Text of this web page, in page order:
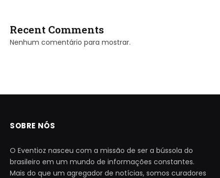
Recent Comments
Nenhum comentário para mostrar.
SOBRE NÓS
O Eventioz nasceu com a missão de ser a bússola do
brasileiro em um mundo de informações constantes.
Mais do que um agregador de notícias, somos curadores